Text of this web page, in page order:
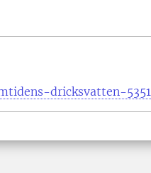
dricksvatten-